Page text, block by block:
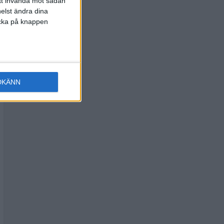
ändra dina
på knappen